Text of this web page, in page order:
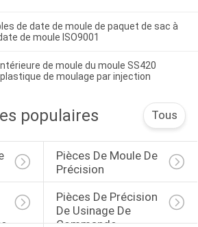
de date de moule de paquet de sac à
de moule ISO9001
de moule du moule SS420
de moulage par injection
populaires Tous
Pièces De Moule De
Précision
Pièces De Précision
De Usinage De